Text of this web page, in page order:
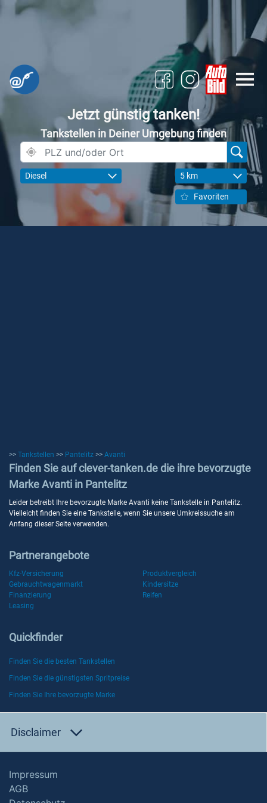
Jetzt günstig tanken!
Tankstellen in Deiner Umgebung finden
Diesel 5 km
Favoriten
>> Tankstellen >> Pantelitz >> Avanti
Finden Sie auf clever-tanken.de die ihre bevorzugte
Marke Avanti in Pantelitz
Leider betreibt Ihre bevorzugte Marke Avanti keine Tankstelle in Pantelitz.
Vielleicht finden Sie eine Tankstelle, wenn Sie unsere Umkreissuche am
Anfang dieser Seite verwenden.
Partnerangebote
Kfz-Versicherung
Produktvergleich
Gebrauchtwagenmarkt
Kindersitze
Finanzierung
Reifen
Leasing
Quickfinder
Finden Sie die besten Tankstellen
Finden Sie die günstigsten Spritpreise
Finden Sie Ihre bevorzugte Marke
Disclaimer
Impressum
AGB